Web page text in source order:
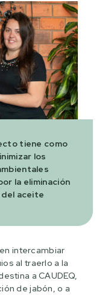
tiene como
los
la eliminación
aceite
intercambiar
al traerlo a la
a CAUDEQ,
de jabón, o a